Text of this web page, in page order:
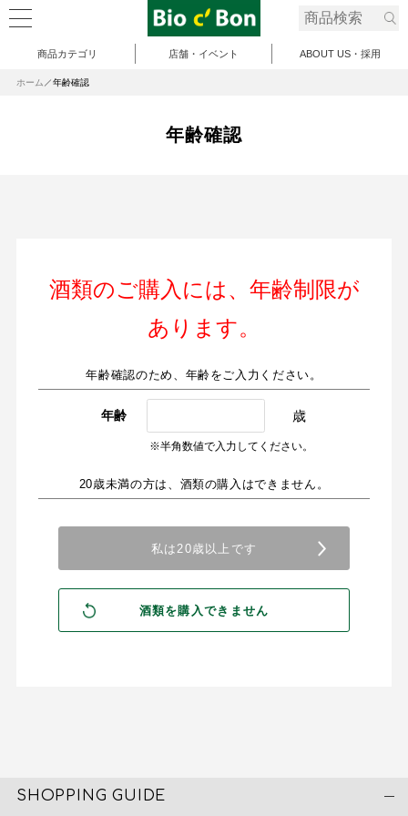
商品カテゴリ 店舗・イベント ABOUT US・採用
ホーム 年齢確認
年齢確認
酒類のご購入には、年齢制限が
あります。
年齢確認のため、年齢をご入力ください。
年齢 歳
※半角数値で入力してください。
20歳未満の方は、酒類の購入はできません。
SHOPPING GUIDE